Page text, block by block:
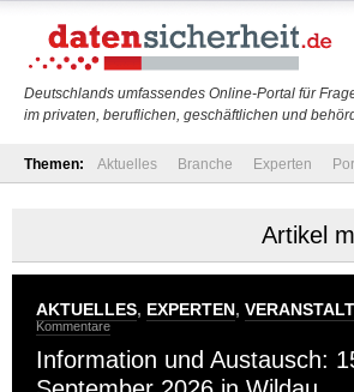
Deutschlands umfassendes Online-Portal für
im privaten, beruflichen, geschäftlichen und
Themen: Aktuelles Branche Experten
Artikel
AKTUELLES, EXPERTEN,
Kommentare
Information und Austausch: